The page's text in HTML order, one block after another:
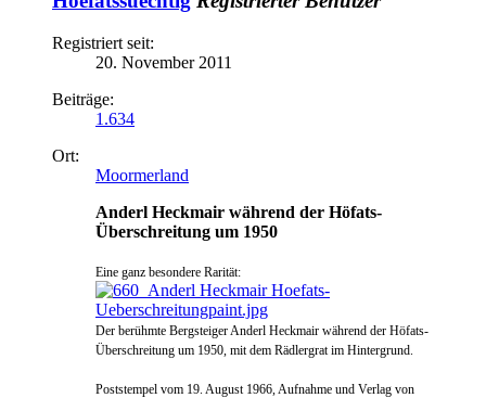
Registriert seit:
20. November 2011
Beiträge:
1.634
Ort:
Moormerland
Anderl Heckmair während der Höfats-
Überschreitung um 1950
Eine ganz besondere Rarität:
Der berühmte Bergsteiger Anderl Heckmair während der Höfats-
Überschreitung um 1950, mit dem Rädlergrat im Hintergrund.
Poststempel vom 19. August 1966, Aufnahme und Verlag von